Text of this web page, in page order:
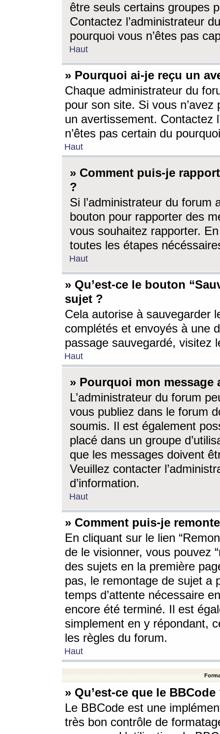
être seuls certains groupes
Contactez l’administrateur
pourquoi vous n’êtes pas
Haut
» Pourquoi ai-je reçu un
Chaque administrateur du
pour son site. Si vous
un avertissement. Contactez
n’êtes pas certain du
Haut
» Comment puis-je
?
Si l’administrateur du forum
bouton pour rapporter des
vous souhaitez rapporter.
toutes les étapes
Haut
» Qu’est-ce le bouton
sujet ?
Cela autorise à sauvegarder
complétés et envoyés à une
passage sauvegardé, visitez
Haut
» Pourquoi mon message
L’administrateur du forum
vous publiez dans le forum
soumis. Il est également
placé dans un groupe
que les messages doivent
Veuillez contacter
d’information.
Haut
» Comment puis-je
En cliquant sur le lien
de le visionner, vous pouvez
des sujets en la première
pas, le remontage de sujet a
temps d’attente nécessaire
encore été terminé. Il est
simplement en y répondant,
les règles du forum.
Haut
» Qu’est-ce que le BBCode
Le BBCode est une
très bon contrôle de